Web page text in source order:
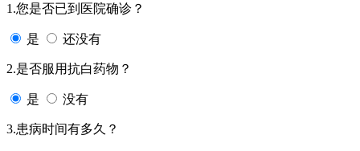
1.您是否已到医院确诊？
是 还没有
2.是否服用抗白药物？
是 没有
3.患病时间有多久？